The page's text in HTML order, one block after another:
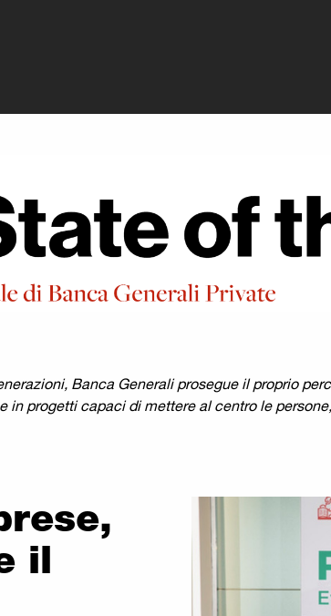
- Eventi
Banca Generali prosegue il proprio
in progetti capaci di mettere al centro le
il